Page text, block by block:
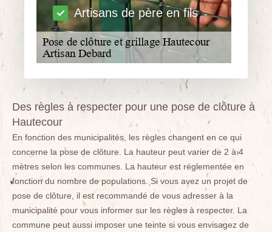
Artisans de père en fils
Des règles à respecter pour une pose de clôture à
Hautecour
En fonction des municipalités, les règles changent en ce qui
concerne la pose de clôture. La hauteur peut varier de 2 à 4
mètres selon les communes. La hauteur est réglementée en
fonction du nombre de populations. Si vous avez un projet de
pose de clôture, il est recommandé de vous adresser à la
municipalité pour vous informer sur les règles à respecter. La
commune peut aussi imposer une teinte si vous envisagez de